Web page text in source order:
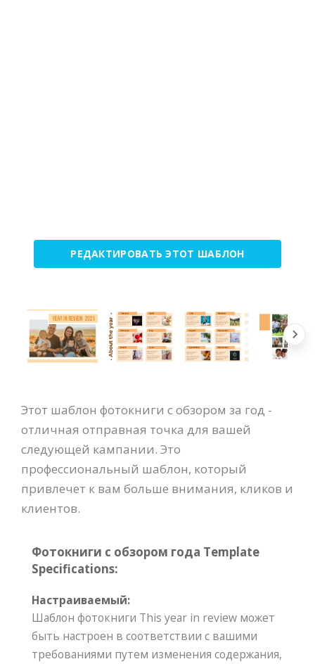
РЕДАКТИРОВАТЬ ЭТОТ ШАБЛОН
Этот шаблон фотокниги с обзором за год -
отличная отправная точка для вашей
следующей кампании. Это
профессиональный шаблон, который
привлечет к вам больше внимания, кликов и
клиентов.
Фотокниги с обзором года Template
Specifications:
Настраиваемый:
Шаблон фотокниги This year in review может
быть настроен в соответствии с вашими
требованиями путем изменения содержания,